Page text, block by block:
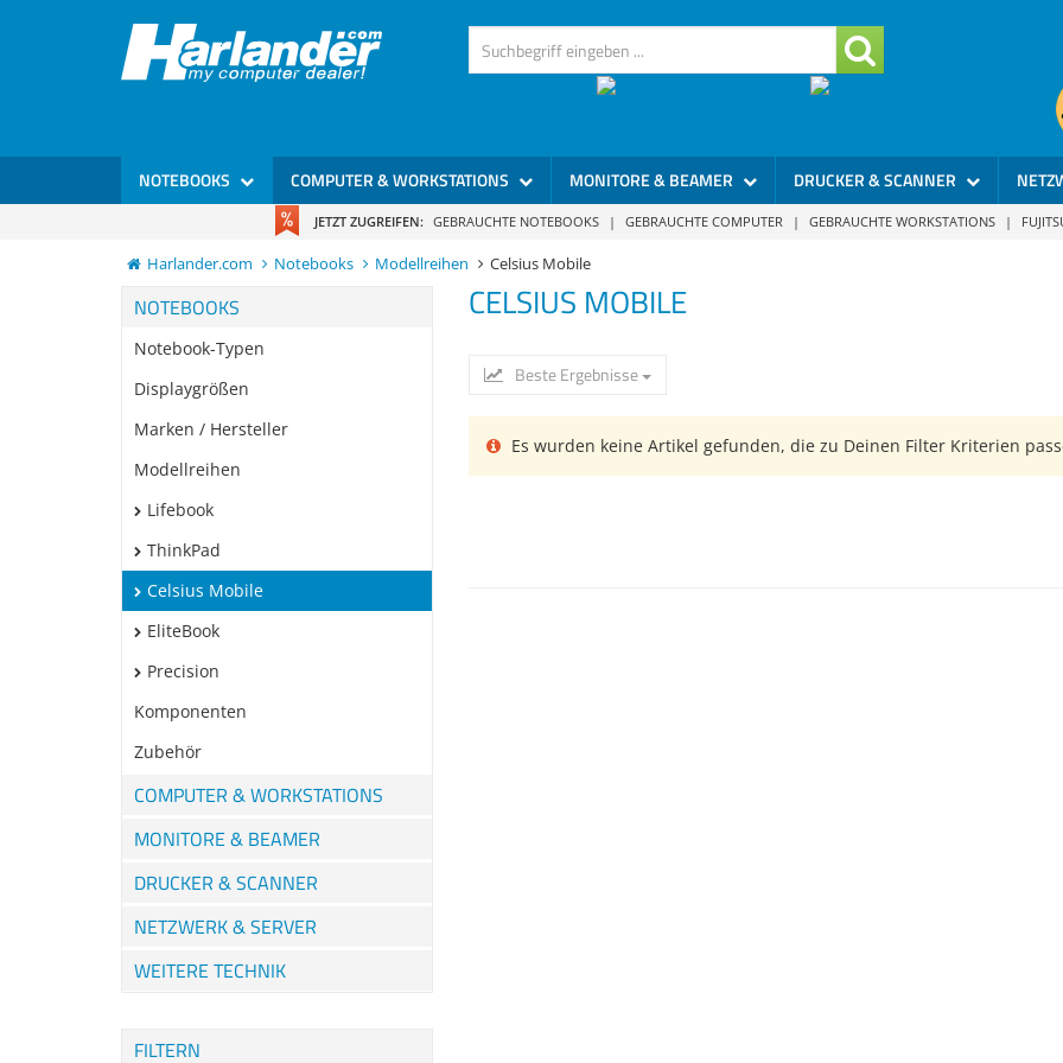
NOTEBOOKS COMPUTER & WORKSTATIONS MONITORE & BEAMER DRUCKER & SCANNER
JETZT ZUGREIFEN: GEBRAUCHTE NOTEBOOKS | GEBRAUCHTE COMPUTER | GEBRAUCHTE WORKSTATIONS |
Harlander.com Notebooks Modellreihen Celsius Mobile
NOTEBOOKS
Notebook-Typen
Displaygrößen
Marken / Hersteller
Modellreihen
Lifebook
ThinkPad
Celsius Mobile
EliteBook
Precision
Komponenten
Zubehör
COMPUTER & WORKSTATIONS
MONITORE & BEAMER
DRUCKER & SCANNER
NETZWERK & SERVER
WEITERE TECHNIK
FILTERN
CELSIUS MOBILE
Beste Ergebnisse
Es wurden keine Artikel gefunden, die zu Deinen Filter Kriterien